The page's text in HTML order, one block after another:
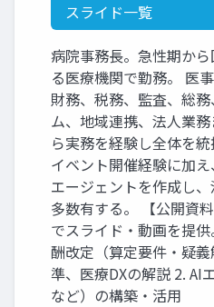
スライド一覧
病院事務長。急性期か
る医療機関で勤務。 医
財務、税務、監査、総
ム、地域連携、法人業
ら実務を経験し全体を
イベント開催経験に加
エージェントを作成し
多数有する。 【公開資
でスライド・動画を提
酬改定（算定要件・疑
準、医療DXの解説 2. AI
など）の構築・活用